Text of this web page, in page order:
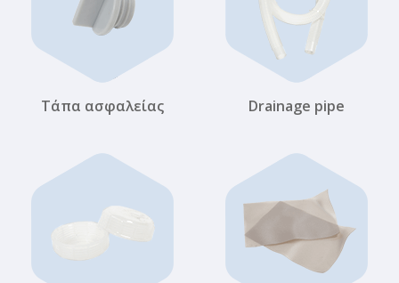
Τάπα ασφαλείας Drainage pipe